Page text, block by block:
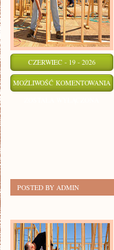
CZERWIEC - 19 - 2026
MOŻLIWOŚĆ KOMENTOWANIA
POSTED BY ADMIN